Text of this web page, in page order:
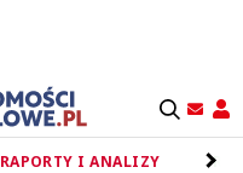
RAPORTY I ANALIZY